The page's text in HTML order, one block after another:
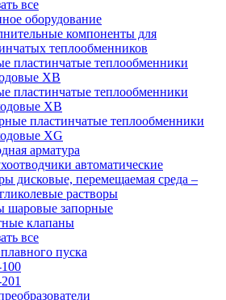
все
оборудование
компоненты для
теплообменников
пластинчатые теплообменники
XB
пластинчатые теплообменники
ХВ
пластинчатые теплообменники
ХG
арматура
автоматические
дисковые, перемещаемая среда –
растворы
шаровые запорные
клапаны
все
пуска